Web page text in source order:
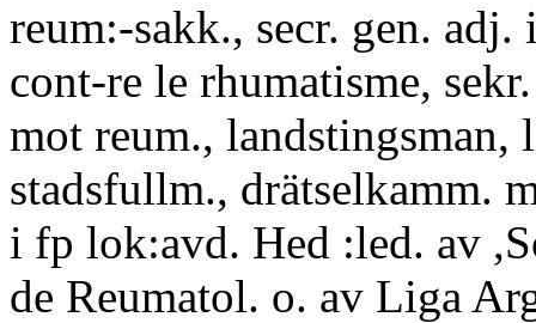
reum:-sakk., secr. gen.
cont-re le rhumatisme,
mot reum., landstingsman,
stadsfullm., drätselkamm.
i fp lok:avd. Hed :led. av
de Reumatol. o. av Liga